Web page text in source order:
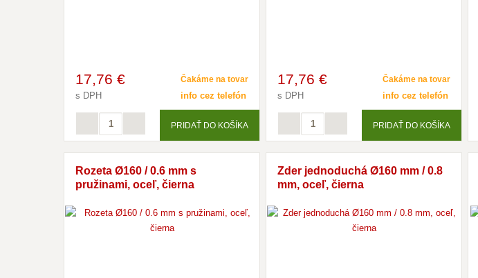
17,76 €
s DPH
Čakáme na tovar
info cez telefón
PRIDAŤ DO KOŠÍKA
17,76 €
s DPH
Čakáme na tovar
info cez telefón
PRIDAŤ DO KOŠÍKA
Rozeta Ø160 / 0.6 mm s
pružinami, oceľ, čierna
Zder jednoduchá Ø160 mm / 0.8
mm, oceľ, čierna